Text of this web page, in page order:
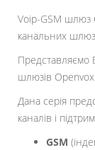
Voip-GSM шлюз
канальних
Представляємо
шлюзів
Дана серія
каналів і
GSM